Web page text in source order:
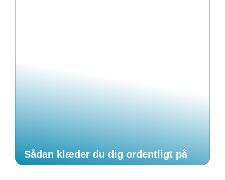
Sådan klæder du dig ordentligt på